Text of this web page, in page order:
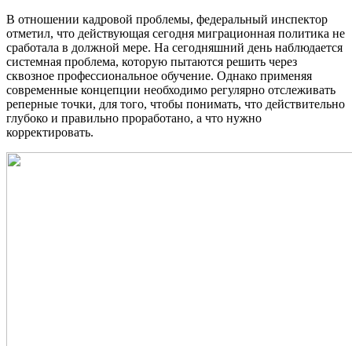
В отношении кадровой проблемы, федеральный инспектор
отметил, что действующая сегодня миграционная политика не
сработала в должной мере. На сегодняшний день наблюдается
системная проблема, которую пытаются решить через
сквозное профессиональное обучение. Однако применяя
современные концепции необходимо регулярно отслеживать
реперные точки, для того, чтобы понимать, что действительно
глубоко и правильно проработано, а что нужно
корректировать.